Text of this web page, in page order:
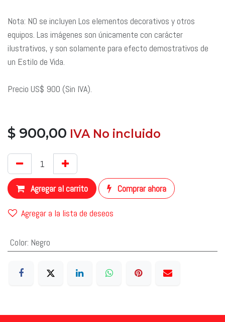
Nota: NO se incluyen Los elementos decorativos y otros
equipos. Las imágenes son únicamente con carácter
ilustrativos, y son solamente para efecto demostrativos de
un Estilo de Vida.
Precio US$ 900 (Sin IVA).
$ 900,00 ​ IVA No incluido
Agregar al carrito Comprar ahora
Agregar a la lista de deseos
Color: Negro